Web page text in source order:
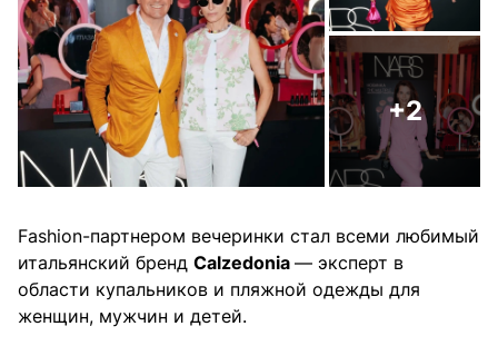
+2
Fashion-партнером вечеринки стал всеми любимый
итальянский бренд Calzedonia — эксперт в
области купальников и пляжной одежды для
женщин, мужчин и детей.